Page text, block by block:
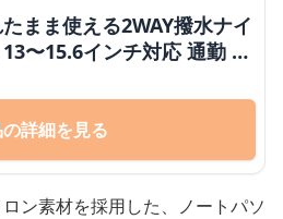
まま使える2WAY撥水ナイ
〜15.6インチ対応 通勤 通
ートワーク
詳細を見る
ン素材を採用した、ノートパソ